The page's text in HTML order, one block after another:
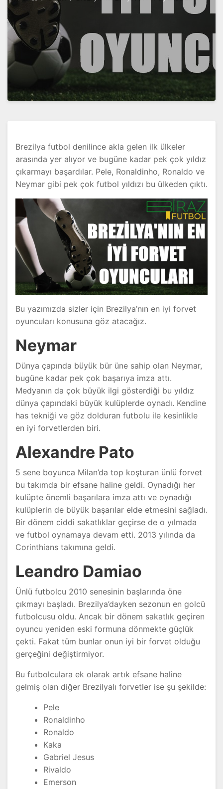
Brezilya futbol denilince akla gelen ilk ülkeler
arasında yer alıyor ve bugüne kadar pek çok yıldız
çıkarmayı başardılar. Pele, Ronaldinho, Ronaldo ve
Neymar gibi pek çok futbol yıldızı bu ülkeden çıktı.
Bu yazımızda sizler için Brezilya’nın en iyi forvet
oyuncuları konusuna göz atacağız.
Neymar
Dünya çapında büyük bür üne sahip olan Neymar,
bugüne kadar pek çok başarıya imza attı.
Medyanın da çok büyük ilgi gösterdiği bu yıldız
dünya çapındaki büyük kulüplerde oynadı. Kendine
has tekniği ve göz dolduran futbolu ile kesinlikle
en iyi forvetlerden biri.
Alexandre Pato
5 sene boyunca Milan’da top koşturan ünlü forvet
bu takımda bir efsane haline geldi. Oynadığı her
kulüpte önemli başarılara imza attı ve oynadığı
kulüplerin de büyük başarılar elde etmesini sağladı.
Bir dönem ciddi sakatlıklar geçirse de o yılmada
ve futbol oynamaya devam etti. 2013 yılında da
Corinthians takımına geldi.
Leandro Damiao
Ünlü futbolcu 2010 senesinin başlarında öne
çıkmayı başladı. Brezilya’dayken sezonun en golcü
futbolcusu oldu. Ancak bir dönem sakatlık geçiren
oyuncu yeniden eski formuna dönmekte güçlük
çekti. Fakat tüm bunlar onun iyi bir forvet olduğu
gerçeğini değiştirmiyor.
Bu futbolculara ek olarak artık efsane haline
gelmiş olan diğer Brezilyalı forvetler ise şu şekilde:
Pele
Ronaldinho
Ronaldo
Kaka
Gabriel Jesus
Rivaldo
Emerson